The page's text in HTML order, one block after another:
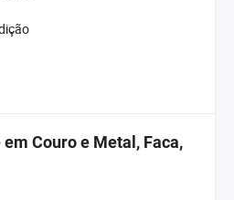
Couro e Metal, Faca,